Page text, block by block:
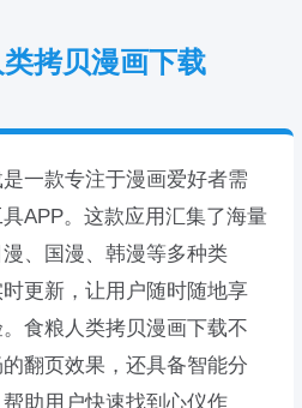
拷贝漫画下载
一款专注于漫画爱好者需
APP。这款应用汇集了海量
、国漫、韩漫等多种类
更新，让用户随时随地享
食粮人类拷贝漫画下载不
翻页效果，还具备智能分
助用户快速找到心仪作